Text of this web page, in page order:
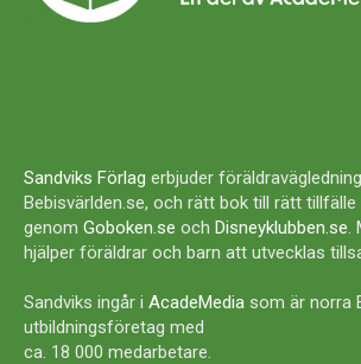
Sandviks Förlag erbjuder
Bebisvärlden.se, och rätt bok till rätt tillfälle
genom Goboken.se och Disneyklubben.se
hjälper föräldrar och barn att utvecklas
Sandviks ingår i AcadeMedia som är norra
utbildningsföretag med
ca. 18 000 medarbetare.